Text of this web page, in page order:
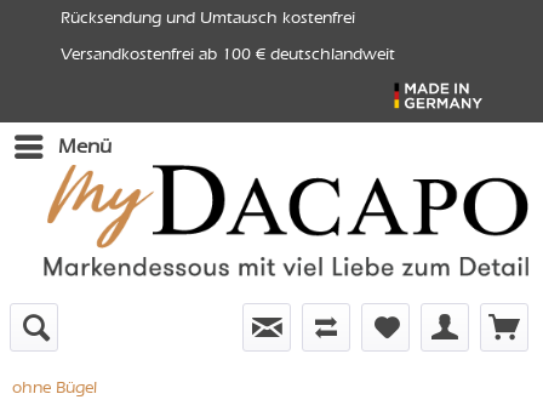
Rücksendung und Umtausch kostenfrei
Versandkostenfrei ab 100 € deutschlandweit
Menü
ohne Bügel